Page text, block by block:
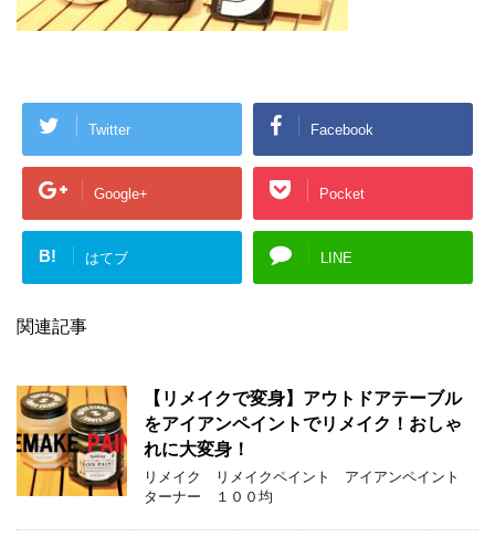
Twitter Facebook
Google+ Pocket
B! はてブ LINE
関連記事
【リメイクで変身】アウトドアテーブル
をアイアンペイントでリメイク！おしゃ
れに大変身！
リメイク リメイクペイント アイアンペイント
ターナー １００均